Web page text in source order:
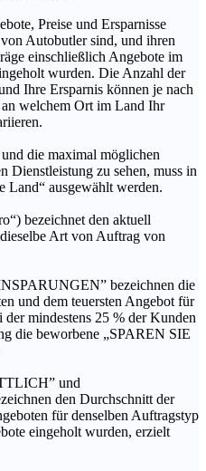
Preise und Ersparnisse
Autobutler sind, und ihren
einschließlich Angebote im
wurden. Die Anzahl der
Ihre Ersparnis können je nach
welchem Ort im Land Ihr
die maximal möglichen
Dienstleistung zu sehen, muss in
Land“ ausgewählt werden.
bezeichnet den aktuell
Art von Auftrag von
bezeichnen die
und dem teuersten Angebot für
mindestens 25 % der Kunden
die beworbene „SPAREN SIE
und
den Durchschnitt der
für denselben Auftragstyp
eingeholt wurden, erzielt